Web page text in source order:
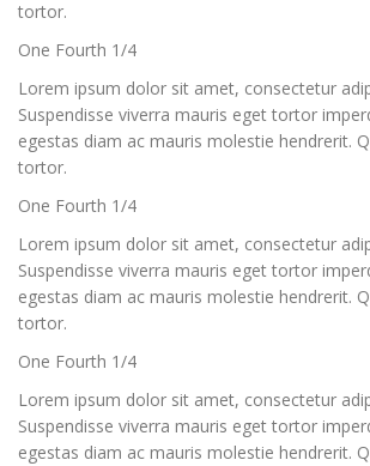
tortor.
One Fourth 1/4
Lorem ipsum dolor sit amet, consectetur
Suspendisse viverra mauris eget tortor
egestas diam ac mauris molestie hendrerit.
tortor.
One Fourth 1/4
Lorem ipsum dolor sit amet, consectetur
Suspendisse viverra mauris eget tortor
egestas diam ac mauris molestie hendrerit.
tortor.
One Fourth 1/4
Lorem ipsum dolor sit amet, consectetur
Suspendisse viverra mauris eget tortor
egestas diam ac mauris molestie hendrerit.